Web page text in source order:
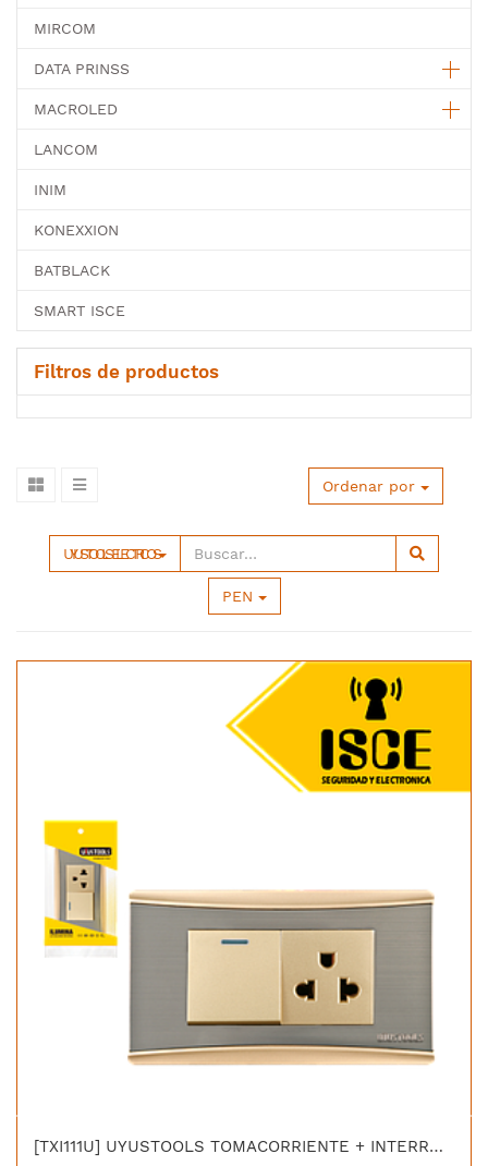
MIRCOM
DATA PRINSS
MACROLED
LANCOM
INIM
KONEXXION
BATBLACK
SMART ISCE
Filtros de productos
UYUSTOOLS ELECTRICOS
PEN
Ordenar por
[TXI111U] UYUSTOOLS TOMACORRIENTE + INTERRUPTOR DORADO